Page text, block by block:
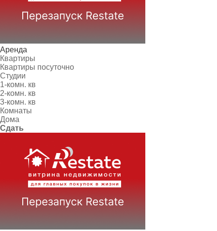
Аренда
Квартиры
Квартиры посуточно
Студии
1-комн. кв
2-комн. кв
3-комн. кв
Комнаты
Дома
Сдать